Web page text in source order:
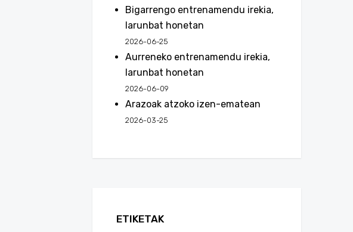
Bigarrengo entrenamendu irekia,
larunbat honetan
2026-06-25
Aurreneko entrenamendu irekia,
larunbat honetan
2026-06-09
Arazoak atzoko izen-ematean
2026-03-25
ETIKETAK